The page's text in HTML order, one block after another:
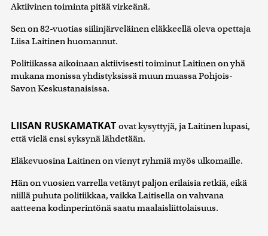
Aktiivinen toiminta pitää virkeänä.
Sen on 82-vuotias siilinjärveläinen eläkkeellä oleva opettaja
Liisa Laitinen huomannut.
Politiikassa aikoinaan aktiivisesti toiminut Laitinen on yhä
mukana monissa yhdistyksissä muun muassa Pohjois-
Savon Keskustanaisissa.
LIISAN RUSKAMATKAT ovat kysyttyjä, ja Laitinen lupasi,
että vielä ensi syksynä lähdetään.
Eläkevuosina Laitinen on vienyt ryhmiä myös ulkomaille.
Hän on vuosien varrella vetänyt paljon erilaisia retkiä, eikä
niillä puhuta politiikkaa, vaikka Laitisella on vahvana
aatteena kodinperintönä saatu maalaisliittolaisuus.